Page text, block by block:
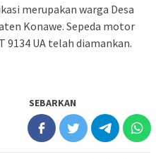
merupakan warga Desa
Konawe. Sepeda motor
9134 UA telah diamankan.
SEBARKAN